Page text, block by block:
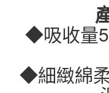
◆吸收量
◆細緻綿